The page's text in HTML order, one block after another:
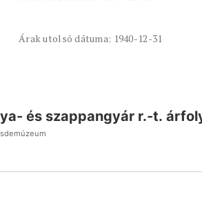
Árak utolsó dátuma: 1940-12-31
és szappangyár r.-t.